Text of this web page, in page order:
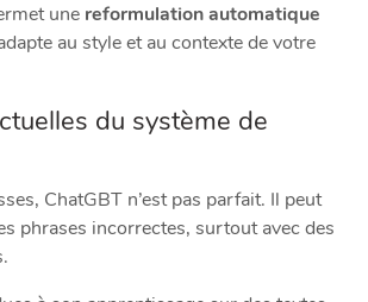
une reformulation automatique
au style et au contexte de votre
du système de
ChatGBT n’est pas parfait. Il peut
phrases incorrectes, surtout avec des